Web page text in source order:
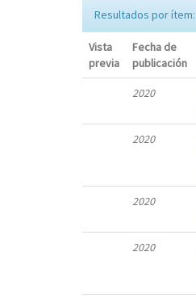
Resultados por ítem:
Vista
previa
Fecha de
publicación
2020
2020
2020
2020